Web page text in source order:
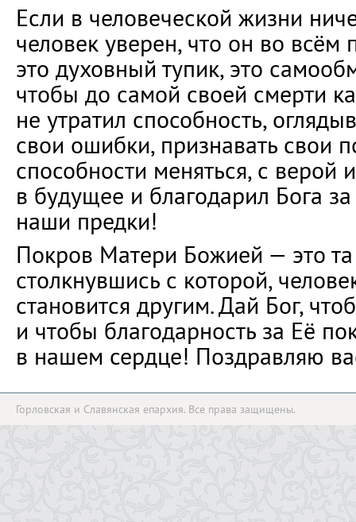
Если в человеческой жизни
человек уверен, что он во
это духовный тупик, это
чтобы до самой своей смерти
не утратил способность,
свои ошибки, признавать свои
способности меняться, с верой
в будущее и благодарил Бога
наши предки!
Покров Матери Божией — это та
столкнувшись с которой,
становится другим. Дай Бог,
и чтобы благодарность за Её
в нашем сердце! Поздравляю
Горловская и Славянская епархия. Все права защищены.